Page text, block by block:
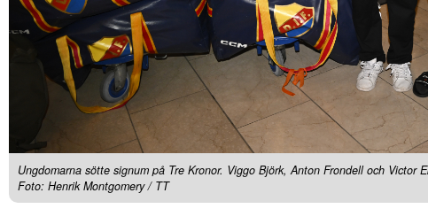
Ungdomarna sötte signum på Tre Kronor. Viggo Björk, Anton Frondell och Victor
Foto: Henrik Montgomery / TT